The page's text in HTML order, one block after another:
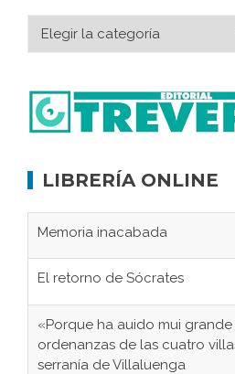
LIBRERÍA ONLINE
Memoria inacabada
El retorno de Sócrates
«Porque ha auido mui
ordenanzas de las cuatro
serranía de Villaluenga